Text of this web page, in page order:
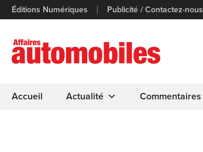
Éditions Numériques Publicité / Contactez-nous
Accueil Actualité Commentaires